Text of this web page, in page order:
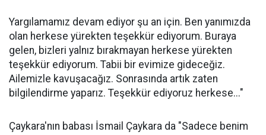
Yargılamamız devam ediyor şu an için. Ben yanımızda
olan herkese yürekten teşekkür ediyorum. Buraya
gelen, bizleri yalnız bırakmayan herkese yürekten
teşekkür ediyorum. Tabii bir evimize gideceğiz.
Ailemizle kavuşacağız. Sonrasında artık zaten
bilgilendirme yaparız. Teşekkür ediyoruz herkese..."
Çaykara'nın babası İsmail Çaykara da "Sadece benim